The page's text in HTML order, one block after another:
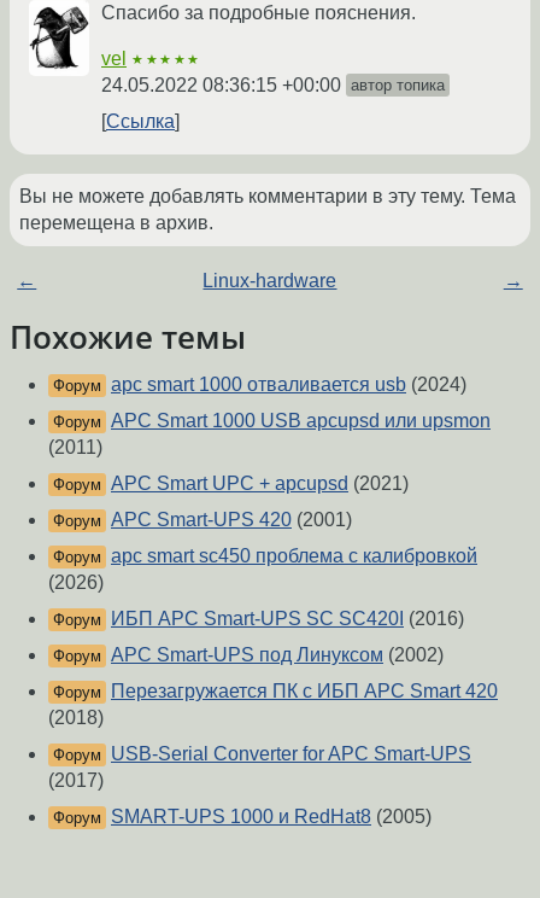
Спасибо за подробные пояснения.
vel ★★★★★
24.05.2022 08:36:15 +00:00 автор топика
Ссылка
Вы не можете добавлять комментарии в эту тему. Тема
перемещена в архив.
← Linux-hardware →
Похожие темы
Форум apc smart 1000 отваливается usb (2024)
Форум APC Smart 1000 USB apcupsd или upsmon
(2011)
Форум APC Smart UPC + apcupsd (2021)
Форум APC Smart-UPS 420 (2001)
Форум apc smart sc450 проблема с калибровкой
(2026)
Форум ИБП APC Smart-UPS SC SC420I (2016)
Форум APC Smart-UPS под Линуксом (2002)
Форум
Перезагружается ПК с ИБП APC Smart 420
(2018)
Форум
USB-Serial Converter for APC Smart-UPS
(2017)
Форум SMART-UPS 1000 и RedHat8 (2005)